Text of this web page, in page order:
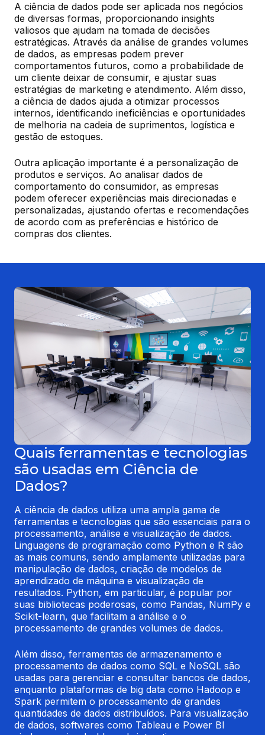
A ciência de dados pode ser aplicada nos negócios
de diversas formas, proporcionando insights
valiosos que ajudam na tomada de decisões
estratégicas. Através da análise de grandes volumes
de dados, as empresas podem prever
comportamentos futuros, como a probabilidade de
um cliente deixar de consumir, e ajustar suas
estratégias de marketing e atendimento. Além disso,
a ciência de dados ajuda a otimizar processos
internos, identificando ineficiências e oportunidades
de melhoria na cadeia de suprimentos, logística e
gestão de estoques.
Outra aplicação importante é a personalização de
produtos e serviços. Ao analisar dados de
comportamento do consumidor, as empresas
podem oferecer experiências mais direcionadas e
personalizadas, ajustando ofertas e recomendações
de acordo com as preferências e histórico de
compras dos clientes.
Quais ferramentas e tecnologias
são usadas em Ciência de
Dados?
A ciência de dados utiliza uma ampla gama de
ferramentas e tecnologias que são essenciais para o
processamento, análise e visualização de dados.
Linguagens de programação como Python e R são
as mais comuns, sendo amplamente utilizadas para
manipulação de dados, criação de modelos de
aprendizado de máquina e visualização de
resultados. Python, em particular, é popular por
suas bibliotecas poderosas, como Pandas, NumPy e
Scikit-learn, que facilitam a análise e o
processamento de grandes volumes de dados.
Além disso, ferramentas de armazenamento e
processamento de dados como SQL e NoSQL são
usadas para gerenciar e consultar bancos de dados,
enquanto plataformas de big data como Hadoop e
Spark permitem o processamento de grandes
quantidades de dados distribuídos. Para visualização
de dados, softwares como Tableau e Power BI